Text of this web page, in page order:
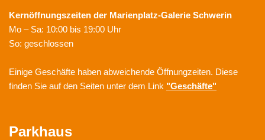
Kernöffnungszeiten der Marienplatz-Galerie Schwerin
Mo – Sa: 10:00 bis 19:00 Uhr
So: geschlossen
Einige Geschäfte haben abweichende Öffnungzeiten. Diese
finden Sie auf den Seiten unter dem Link "Geschäfte"
Parkhaus